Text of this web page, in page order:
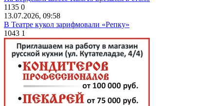
1135 0
13.07.2026, 09:58
В Театре кукол зарифмовали «Репку»
1043 1